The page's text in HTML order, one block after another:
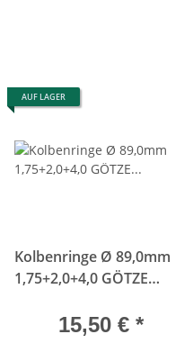
AUF LAGER
Kolbenringe Ø 89,0mm
1,75+2,0+4,0 GÖTZE
132900-0015,50 € *